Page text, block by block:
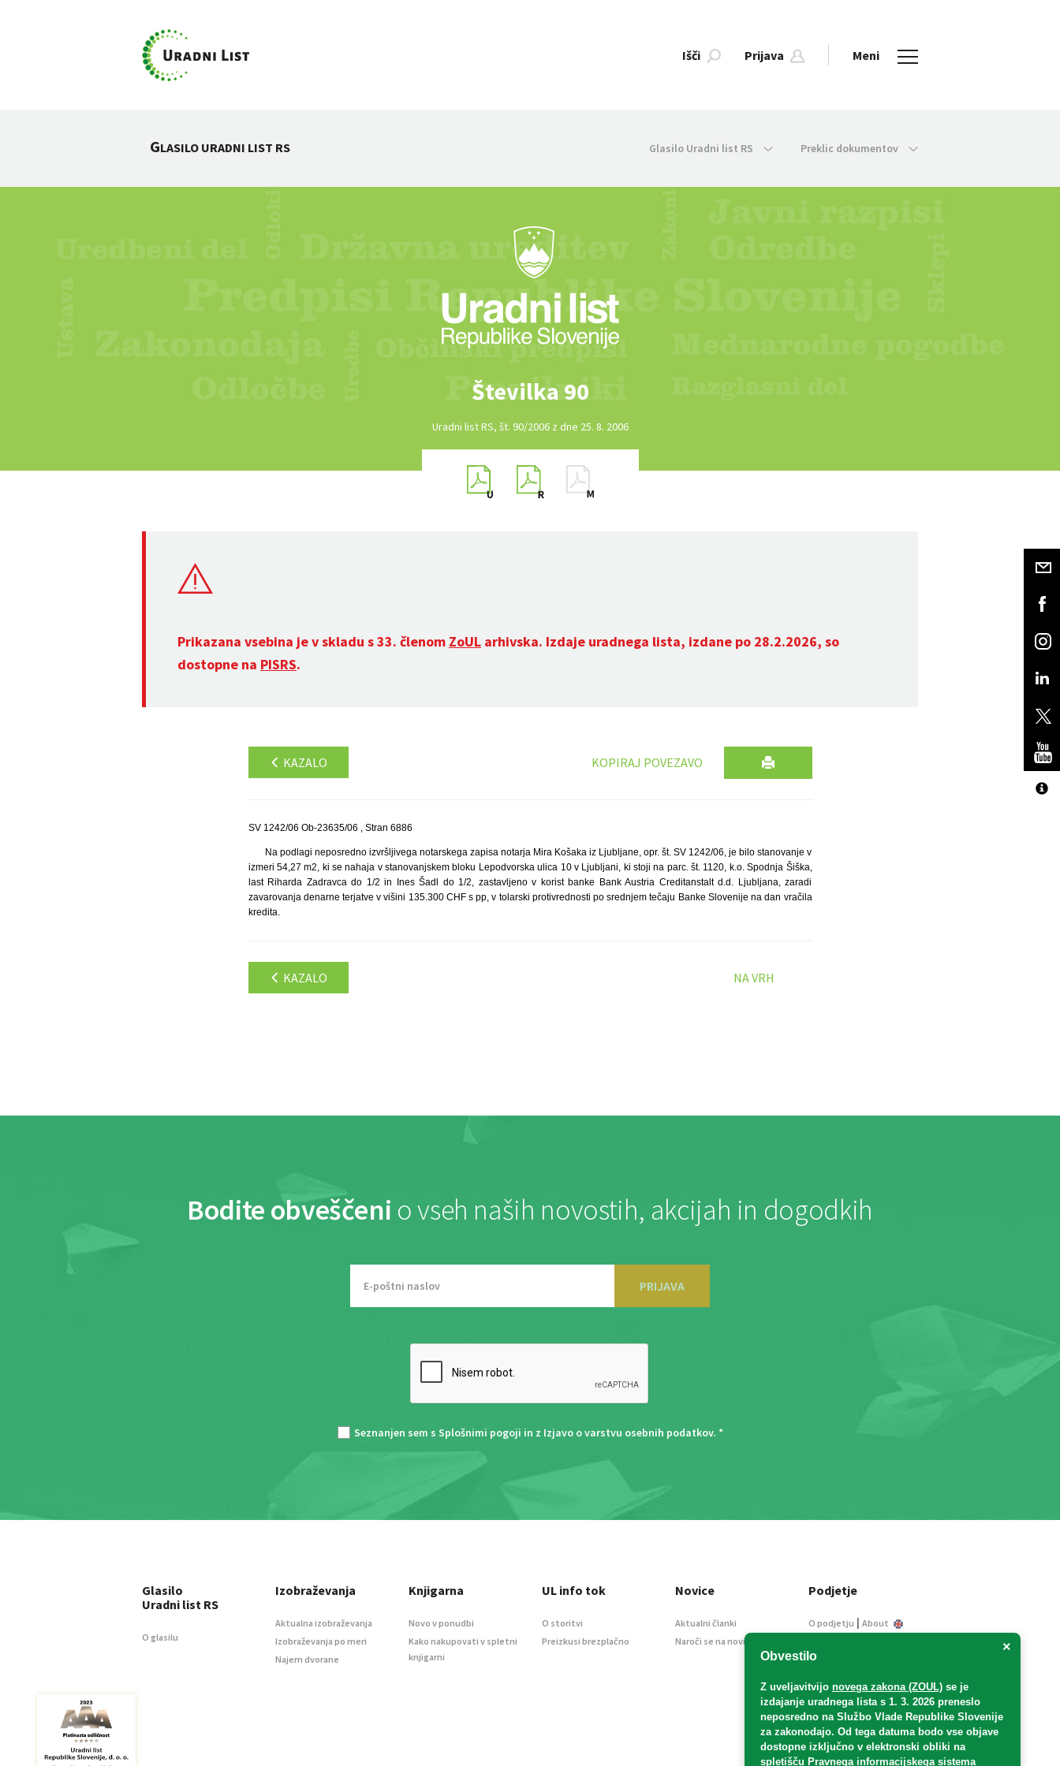
Išči Prijava Meni
GLASILO URADNI LIST RS Glasilo Uradni list RS Preklic dokumentov
Številka 90
Uradni list RS, št. 90/2006 z dne 25. 8. 2006
Prikazana vsebina je v skladu s 33. členom ZoUL arhivska. Izdaje uradnega lista, izdane po 28.2.2026, so
dostopne na PISRS.
KAZALO KOPIRAJ POVEZAVO
SV 1242/06 Ob-23635/06 , Stran 6886
Na podlagi neposredno izvršljivega notarskega zapisa notarja Mira Košaka iz Ljubljane, opr. št. SV 1242/06, je bilo stanovanje v
izmeri 54,27 m2, ki se nahaja v stanovanjskem bloku Lepodvorska ulica 10 v Ljubljani, ki stoji na parc. št. 1120, k.o. Spodnja Šiška,
last Riharda Zadravca do 1/2 in Ines Šadl do 1/2, zastavljeno v korist banke Bank Austria Creditanstalt d.d. Ljubljana, zaradi
zavarovanja denarne terjatve v višini 135.300 CHF s pp, v tolarski protivrednosti po srednjem tečaju Banke Slovenije na dan vračila
kredita.
KAZALO NA VRH
Bodite obveščeni o vseh naših novostih, akcijah in dogodkih
PRIJAVA
Seznanjen sem s Splošnimi pogoji in z Izjavo o varstvu osebnih podatkov. *
×
Obvestilo
Z uveljavitvijo novega zakona (ZOUL) se je
izdajanje uradnega lista s 1. 3. 2026 preneslo
neposredno na Službo Vlade Republike Slovenije
za zakonodajo. Od tega datuma bodo vse objave
dostopne izključno v elektronski obliki na
spletišču Pravnega informacijskega sistema
Glasilo
Uradni list RS
O glasilu
Izobraževanja
Aktualna izobraževanja
Izobraževanja po meri
Najem dvorane
Knjigarna
Novo v ponudbi
Kako nakupovati v spletni
knjigarni
UL info tok
O storitvi
Preizkusi brezplačno
Novice
Aktualni članki
Naroči se na novice
Podjetje
O podjetju | About
Informacije javnega
Oglaševanje
Splošni pogoji
Izjava o varstvu osebnih
podatkov
E-dražbe